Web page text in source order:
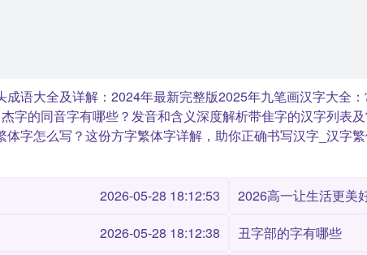
成语大全及详解：2024年最新完整版2025年九笔画汉字大全
杰字的同音字有哪些？发音和含义深度解析带隹字的汉字列表
体字怎么写？这份方字繁体字详解，助你正确书写汉字_汉字
2026-05-28 18:12:53 2026高一让生活更美
2026-05-28 18:12:38 丑字部的字有哪些